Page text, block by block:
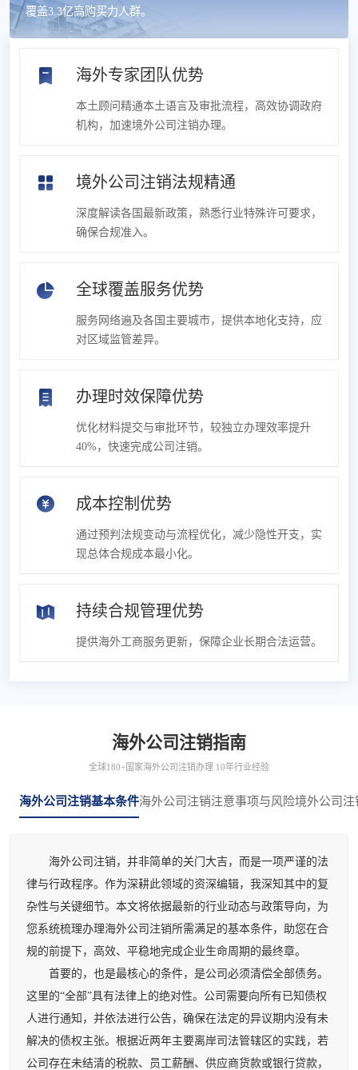
覆盖3.3亿高购买力人群。
海外专家团队优势
本土顾问精通本土语言及审批流程，高效协调政府
机构，加速境外公司注销办理。
境外公司注销法规精通
深度解读各国最新政策，熟悉行业特殊许可要求，
确保合规准入。
全球覆盖服务优势
服务网络遍及各国主要城市，提供本地化支持，应
对区域监管差异。
办理时效保障优势
优化材料提交与审批环节，较独立办理效率提升
40%，快速完成公司注销。
成本控制优势
通过预判法规变动与流程优化，减少隐性开支，实
现总体合规成本最小化。
持续合规管理优势
提供海外工商服务更新，保障企业长期合法运营。
海外公司注销指南
全球180+国家海外公司注销办理 10年行业经验
海外公司注销基本条件海外公司注销注意事项与风险境外公司
海外公司注销，并非简单的关门大吉，而是一项严谨的法
律与行政程序。作为深耕此领域的资深编辑，我深知其中的复
杂性与关键细节。本文将依据最新的行业动态与政策导向，为
您系统梳理办理海外公司注销所需满足的基本条件，助您在合
规的前提下，高效、平稳地完成企业生命周期的最终章。
首要的，也是最核心的条件，是公司必须清偿全部债务。
这里的“全部”具有法律上的绝对性。公司需要向所有已知债权
人进行通知，并依法进行公告，确保在法定的异议期内没有未
解决的债权主张。根据近两年主要离岸司法管辖区的实践，若
公司存在未结清的税款、员工薪酬、供应商货款或银行贷款，